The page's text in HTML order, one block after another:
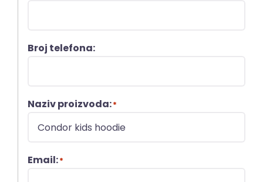
Broj telefona:
Naziv proizvoda:*
Email:*